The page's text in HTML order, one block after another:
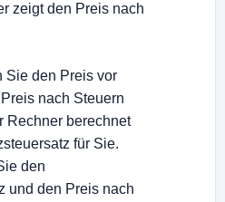
zeigt den Preis nach
Sie den Preis vor
nach Steuern
Rechner berechnet
für Sie.
den
und den Preis nach